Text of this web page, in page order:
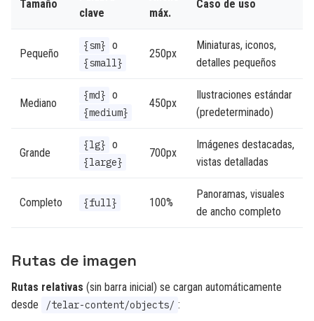
Tamaño
clave
máx.
Caso de uso
Pequeño
{sm} o
{small}
250px
Miniaturas, iconos,
detalles pequeños
Mediano
{md} o
{medium}
450px
Ilustraciones estándar
(predeterminado)
Grande
{lg} o
{large}
700px
Imágenes destacadas,
vistas detalladas
Completo {full} 100%
Panoramas, visuales
de ancho completo
Rutas de imagen
Rutas relativas (sin barra inicial) se cargan automáticamente
desde
/telar-content/objects/ :